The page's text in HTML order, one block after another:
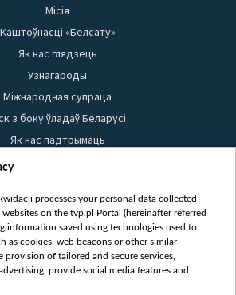
Місія
Каштоўнасці «Белсату»
Як нас глядзець
Узнагароды
Міжнародная супраца
з боку ўладаў Беларусі
Як нас падтрымаць
выкарыстання матэрыялаў
Бяспека
Youtube
Белсат news
Белсат Shorts
processes your personal data collected
on the tvp.pl Portal (hereinafter referred
information saved using technologies used to
as cookies, web beacons or other similar
provision of tailored and secure services,
provide social media features and